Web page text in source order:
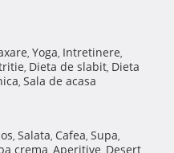
, Yoga, Intretinere,
, Dieta de slabit, Dieta
, Sala de acasa
, Salata, Cafea, Supa,
crema, Aperitive, Desert,